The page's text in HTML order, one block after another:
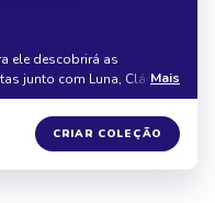
ele descobrirá as
junto com Luna, Cláudio
Seja na terra,
são garantidos com
Mais
CRIAR COLEÇÃO